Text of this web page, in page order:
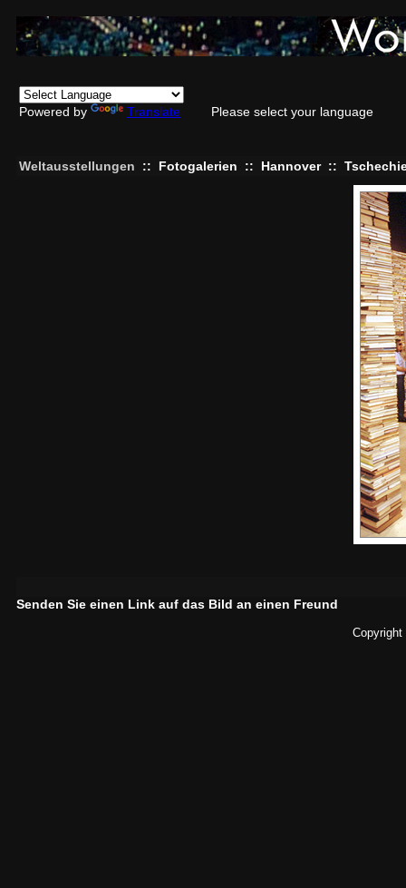
Powered by Translate Please select your language
Weltausstellungen :: Fotogalerien :: Hannover ::
Senden Sie einen Link auf das Bild an einen Freund